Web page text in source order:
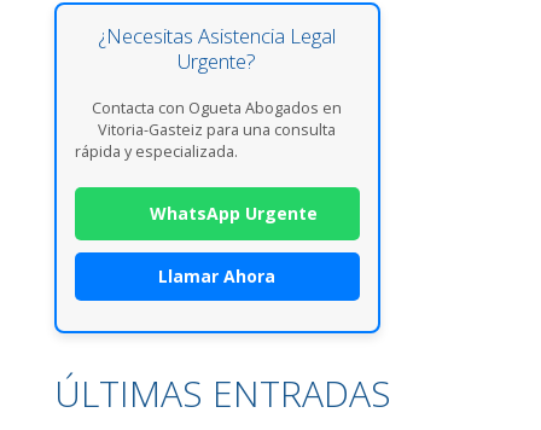
¿Necesitas Asistencia Legal
Urgente?
Contacta con Ogueta Abogados en
Vitoria-Gasteiz para una consulta
rápida y especializada.
WhatsApp Urgente
Llamar Ahora
ÚLTIMAS ENTRADAS